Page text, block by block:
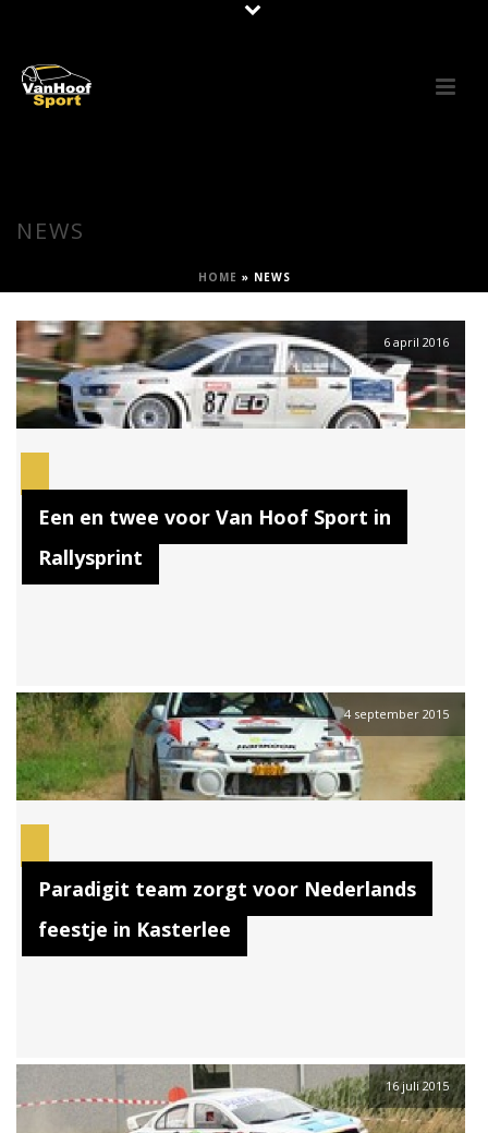
NEWS
HOME » NEWS
6 april 2016
Een en twee voor Van Hoof Sport in
Rallysprint
4 september 2015
Paradigit team zorgt voor Nederlands
feestje in Kasterlee
16 juli 2015